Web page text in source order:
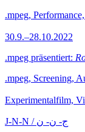
.mpeg,
30.9.–28.10.2022
.mpeg präsentiert:
.mpeg, Screening,
Experimentalfilm,
J-N-N / ج- ن- ن